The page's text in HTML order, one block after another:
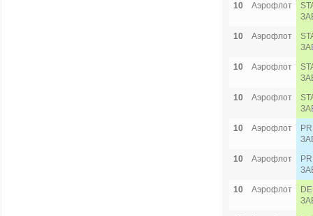
10
Аэрофлот
10
Аэрофлот
10
Аэрофлот
10
Аэрофлот
10
Аэрофлот
10
Аэрофлот
10
Аэрофлот